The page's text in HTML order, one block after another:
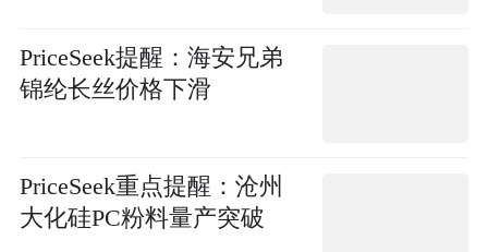
PriceSeek提醒：海安兄弟
锦纶长丝价格下滑
PriceSeek重点提醒：沧州
大化硅PC粉料量产突破